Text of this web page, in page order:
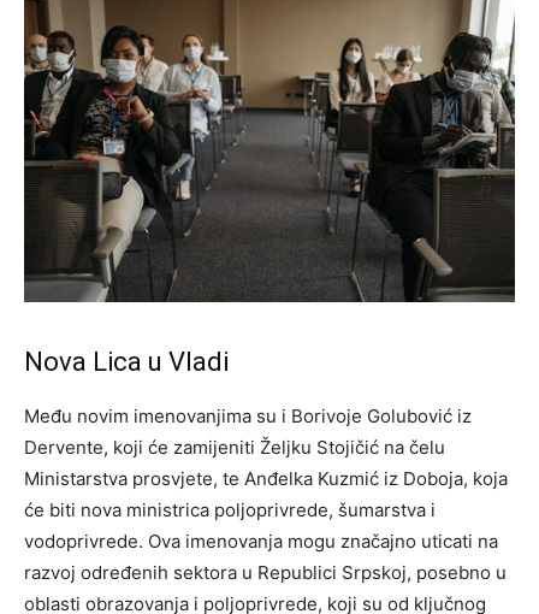
Nova Lica u Vladi
Među novim imenovanjima su i Borivoje Golubović iz
Dervente, koji će zamijeniti Željku Stojičić na čelu
Ministarstva prosvjete, te Anđelka Kuzmić iz Doboja, koja
će biti nova ministrica poljoprivrede, šumarstva i
vodoprivrede. Ova imenovanja mogu značajno uticati na
razvoj određenih sektora u Republici Srpskoj, posebno u
oblasti obrazovanja i poljoprivrede, koji su od ključnog